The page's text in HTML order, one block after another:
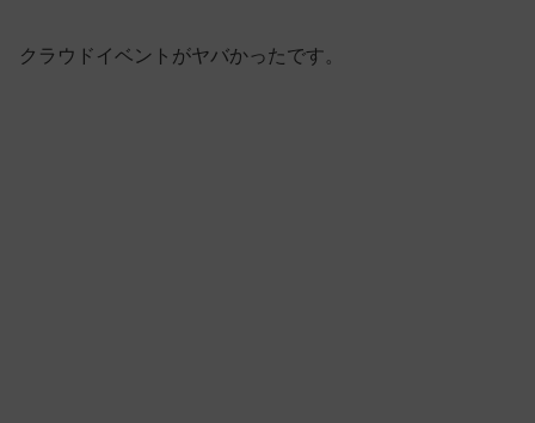
クラウドイベントがヤバかったです。